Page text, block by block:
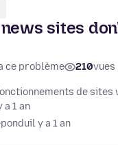
sites
ce problème 210vues
de sites
a 1 an
il y a 1 an